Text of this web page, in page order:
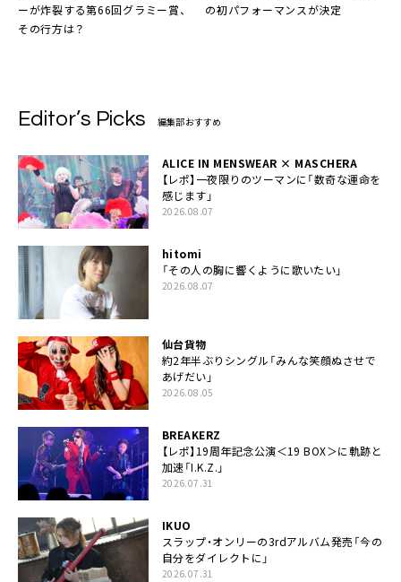
ーが炸裂する第66回グラミー賞、
その行方は？
の初パフォーマンスが決定
Editor’s Picks 編集部おすすめ
ALICE IN MENSWEAR × MASCHERA
【レポ】一夜限りのツーマンに「数奇な運命を
感じます」
2026.08.07
hitomi
「その人の胸に響くように歌いたい」
2026.08.07
仙台貨物
約2年半ぶりシングル「みんな笑顔ぬさせで
あげだい」
2026.08.05
BREAKERZ
【レポ】19周年記念公演＜19 BOX＞に軌跡と
加速「I.K.Z.」
2026.07.31
IKUO
スラップ・オンリーの3rdアルバム発売「今の
自分をダイレクトに」
2026.07.31